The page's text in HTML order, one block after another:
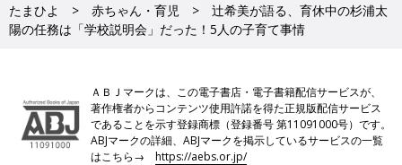
たまひよ 赤ちゃん・育児
辻希美が語る、育休中の杉浦太
陽の任務は「学校説明会」だった！5人の子育て事情
ＡＢＪマークは、この電子書店・電子書籍配信サービスが、
著作権者からコンテンツ使用許諾を得た正規版配信サービス
であることを示す登録商標（登録番号 第11091000号）です。
ABJマークの詳細、ABJマークを掲示しているサービスの一覧
はこちら→https://aebs.or.jp/